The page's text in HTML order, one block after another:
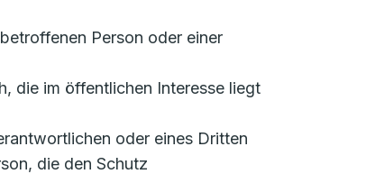
Person oder einer
die im öffentlichen Interesse liegt
oder eines Dritten
die den Schutz